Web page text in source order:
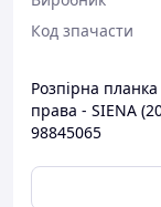
Код зпачасти
Розпірна
права - SIENA
98845065